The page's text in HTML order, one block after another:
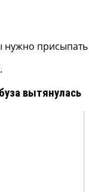
вытянулась